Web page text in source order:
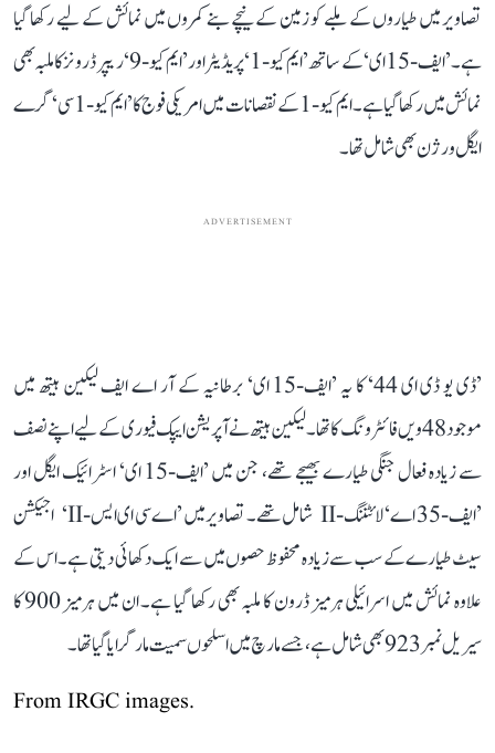
تصاویر میں طیاروں کے ملبے کو زمین کے نیچے بنے کمروں میں نمائش کے لیے رکھا گیا
ہے۔ ’ایف-15 ای‘ کے ساتھ ’ایم کیو-1‘ پریڈیٹر اور ’ایم کیو-9‘ ریپر ڈرونز کا ملبہ بھی
نمائش میں رکھا گیا ہے۔ ایم کیو-1 کے نقصانات میں امریکی فوج کا ’ایم کیو-1 سی‘ گرے
ایگل ورژن بھی شامل تھا۔
ADVERTISEMENT
’ڈی یو ڈی ای 44‘ کا یہ ’ایف-15 ای‘ برطانیہ کے آر اے ایف لیکین ہیتھ میں
موجود 48ویں فائٹر ونگ کا تھا۔ لیکین ہیتھ نے آپریشن ایپک فیوری کے لیے اپنے نصف
سے زیادہ فعال جنگی طیارے بھیجے تھے، جن میں ’ایف-15 ای‘ اسٹرائیک ایگل اور
’ایف-35 اے‘ لائٹننگ-II شامل تھے۔ تصاویر میں ’اے سی ای ایس-II‘ اجیکشن
سیٹ طیارے کے سب سے زیادہ محفوظ حصوں میں سے ایک دکھائی دیتی ہے۔ اس کے
علاوہ نمائش میں اسرائیلی ہرمیز ڈرون کا ملبہ بھی رکھا گیا ہے۔ ان میں ہرمیز 900 کا
سیریل نمبر 923 بھی شامل ہے، جسے مارچ میں اسلحوں سمیت مار گرایا گیا تھا۔
From IRGC images.